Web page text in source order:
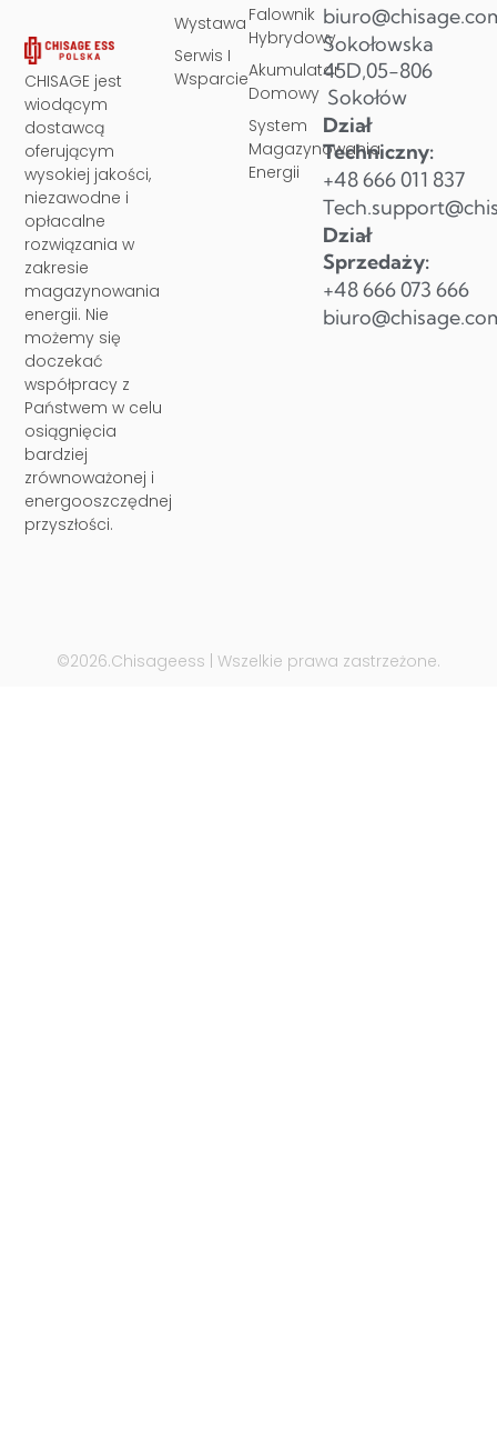
CHISAGE jest
wiodącym
dostawcą
oferującym
wysokiej jakości,
niezawodne i
opłacalne
rozwiązania w
zakresie
magazynowania
energii. Nie
możemy się
doczekać
współpracy z
Państwem w celu
osiągnięcia
bardziej
zrównoważonej i
energooszczędnej
przyszłości.
Falownik
Hybrydowy
Akumulator
Domowy
System
Magazynowania
Energii
Wystawa
Serwis I
Wsparcie
Sokołowska
45D,05-806
Sokołów
Dział
Techniczny:
+48 666 011 837
Dział
Sprzedaży:
+48 666 073 666
©2026.Chisageess | Wszelkie prawa zastrzeżone.